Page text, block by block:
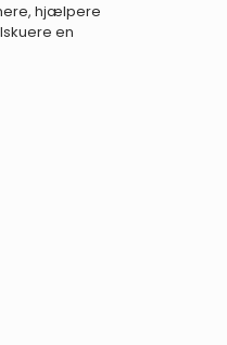
hjælpere
en